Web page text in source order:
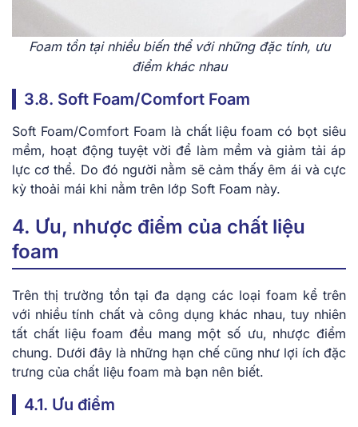
Foam tồn tại nhiều biến thể với những đặc tính, ưu
điểm khác nhau
3.8. Soft Foam/Comfort Foam
Soft Foam/Comfort Foam là chất liệu foam có bọt siêu
mềm, hoạt động tuyệt vời để làm mềm và giảm tải áp
lực cơ thể. Do đó người nằm sẽ cảm thấy êm ái và cực
kỳ thoải mái khi nằm trên lớp Soft Foam này.
4. Ưu, nhược điểm của chất liệu
foam
Trên thị trường tồn tại đa dạng các loại foam kể trên
với nhiều tính chất và công dụng khác nhau, tuy nhiên
tất chất liệu foam đều mang một số ưu, nhược điểm
chung. Dưới đây là những hạn chế cũng như lợi ích đặc
trưng của chất liệu foam mà bạn nên biết.
4.1. Ưu điểm